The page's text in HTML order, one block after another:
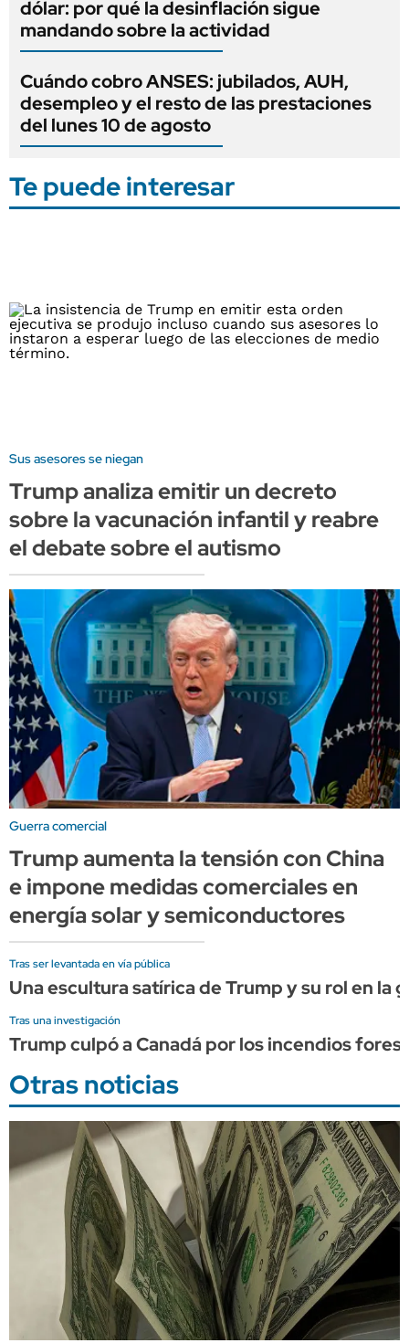
dólar: por qué la desinflación sigue
mandando sobre la actividad
Cuándo cobro ANSES: jubilados, AUH,
desempleo y el resto de las prestaciones
del lunes 10 de agosto
Te puede interesar
Sus asesores se niegan
Trump analiza emitir un decreto
sobre la vacunación infantil y reabre
el debate sobre el autismo
Guerra comercial
Trump aumenta la tensión con China
e impone medidas comerciales en
energía solar y semiconductores
Tras ser levantada en vía pública
Una escultura satírica de Trump y su rol en la
Tras una investigación
Trump culpó a Canadá por los incendios
Otras noticias